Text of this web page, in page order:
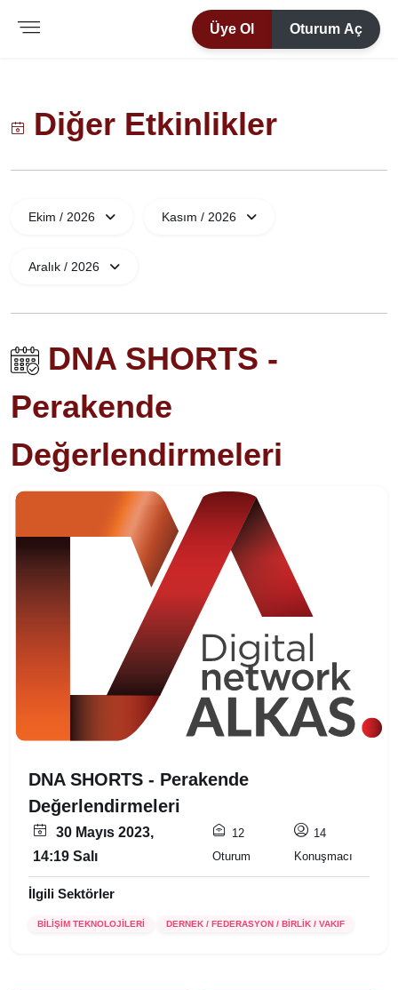
Üye Ol Oturum Aç
Diğer Etkinlikler
Ekim / 2026 Kasım / 2026
Aralık / 2026
DNA SHORTS -
Perakende
Değerlendirmeleri
DNA SHORTS - Perakende
Değerlendirmeleri
30 Mayıs 2023,
14:19 Salı
12
Oturum
14
Konuşmacı
İlgili Sektörler
BİLİŞİM TEKNOLOJİLERİ DERNEK / FEDERASYON / BİRLİK / VAKIF